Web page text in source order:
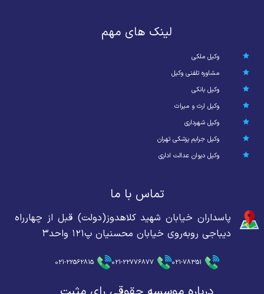
لینک های مهم
وکیل ملکی
مشاوره تلفنی وکیل
وکیل بانکی
وکیل ارث و میراث
وکیل شهرداری
وکیل جرایم پزشکی تهران
وکیل دیوان عدالت اداری
تماس با ما
پاسداران خیابان شهید کلاهدوز(دولت) قبل از چهارراه
دیباجی روبه‌روی خیابان محسنیان پ۱۲۱ واحد۳
021-78351
021-22776877
021-22562815